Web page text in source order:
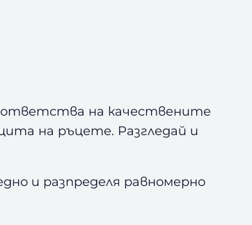
на качествените
на ръцете. Разгледай и
и разпределя равномерно